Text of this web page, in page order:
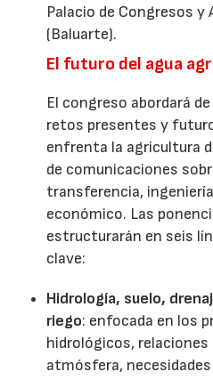
Palacio de Congresos y
(Baluarte).
El futuro del agua
El congreso abordará
retos presentes y
enfrenta la agricultura
de comunicaciones
transferencia,
económico. Las
estructurarán en seis
clave:
Hidrología, suelo,
riego: enfocada en los
hidrológicos,
atmósfera,